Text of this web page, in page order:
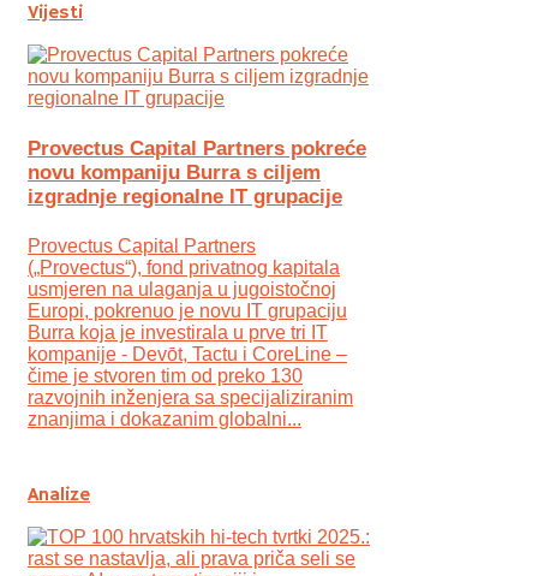
Vijesti
Provectus Capital Partners pokreće
novu kompaniju Burra s ciljem
izgradnje regionalne IT grupacije
Provectus Capital Partners
(„Provectus“), fond privatnog kapitala
usmjeren na ulaganja u jugoistočnoj
Europi, pokrenuo je novu IT grupaciju
Burra koja je investirala u prve tri IT
kompanije - Devōt, Tactu i CoreLine –
čime je stvoren tim od preko 130
razvojnih inženjera sa specijaliziranim
znanjima i dokazanim globalni...
Analize